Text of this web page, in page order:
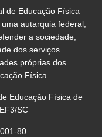
de Educação Física
autarquia federal,
a sociedade,
dos serviços
próprias dos
Física.
Educação Física de
SC
80